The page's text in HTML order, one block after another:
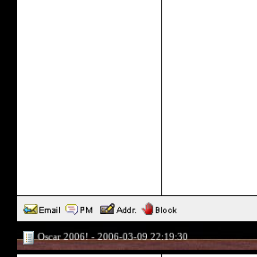
Oscar 2006! - 2006-03-09 22:19:30